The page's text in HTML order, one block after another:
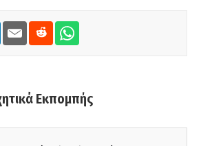
Εκπομπής